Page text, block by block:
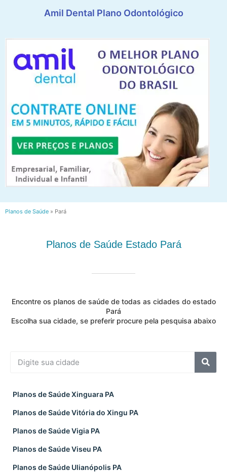
Amil Dental Plano Odontológico
Planos de Saúde » Pará
Planos de Saúde Estado Pará
Encontre os planos de saúde de todas as cidades do estado
Pará
Escolha sua cidade, se preferir procure pela pesquisa abaixo
Planos de Saúde Xinguara PA
Planos de Saúde Vitória do Xingu PA
Planos de Saúde Vigia PA
Planos de Saúde Viseu PA
Planos de Saúde Ulianópolis PA